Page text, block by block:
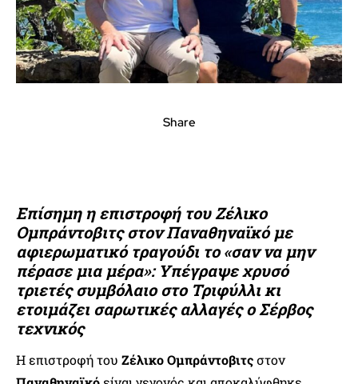
Share
Επίσημη η επιστροφή του Ζέλικο
Ομπράντοβιτς στον Παναθηναϊκό με
αφιερωματικό τραγούδι το «σαν να μην
πέρασε μια μέρα»: Υπέγραψε χρυσό
τριετές συμβόλαιο στο Τριφύλλι κι
ετοιμάζει σαρωτικές αλλαγές ο Σέρβος
τεχνικός
Η επιστροφή του Ζέλικο Ομπράντοβιτςστον